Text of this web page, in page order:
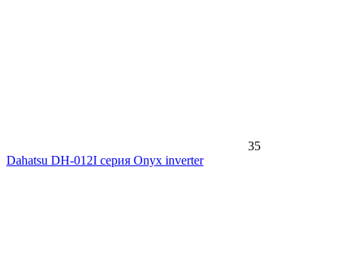
35
Dahatsu DH-012I серия Onyx inverter